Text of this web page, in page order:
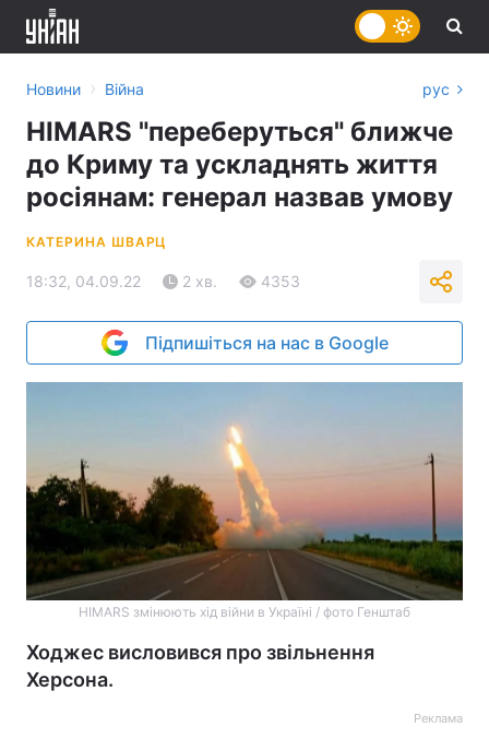
Новини › Війна рус
HIMARS "переберуться" ближче
до Криму та ускладнять життя
росіянам: генерал назвав умову
КАТЕРИНА ШВАРЦ
18:32, 04.09.22 2 хв. 4353
Підпишіться на нас в Google
HIMARS змінюють хід війни в Україні / фото Генштаб
Ходжес висловився про звільнення
Херсона.
Реклама